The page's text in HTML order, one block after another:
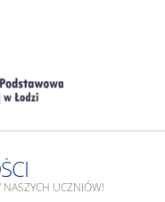
NASZYCH UCZNIÓW!